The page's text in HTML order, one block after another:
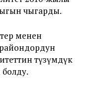
чыгарды.
менен
түзүмдүк